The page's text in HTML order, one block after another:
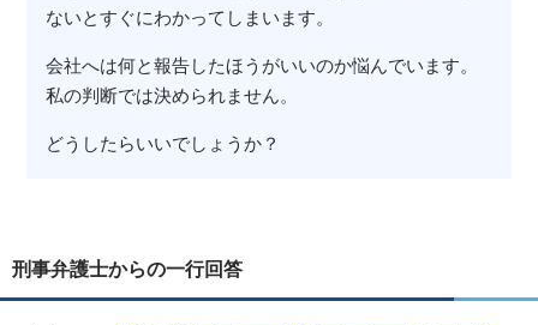
ないとすぐにわかってしまいます。
会社へは何と報告したほうがいいのか悩んでいます。
私の判断では決められません。
どうしたらいいでしょうか？
刑事弁護士からの一行回答